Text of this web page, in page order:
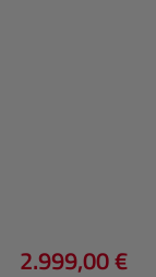
2.999,00 €